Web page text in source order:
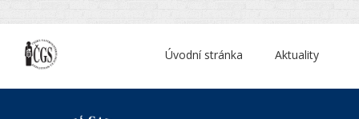
Aktuality
Úvodní stránka